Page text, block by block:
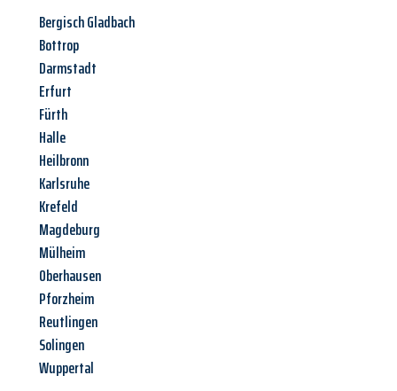
Bergisch Gladbach
Bottrop
Darmstadt
Erfurt
Fürth
Halle
Heilbronn
Karlsruhe
Krefeld
Magdeburg
Mülheim
Oberhausen
Pforzheim
Reutlingen
Solingen
Wuppertal